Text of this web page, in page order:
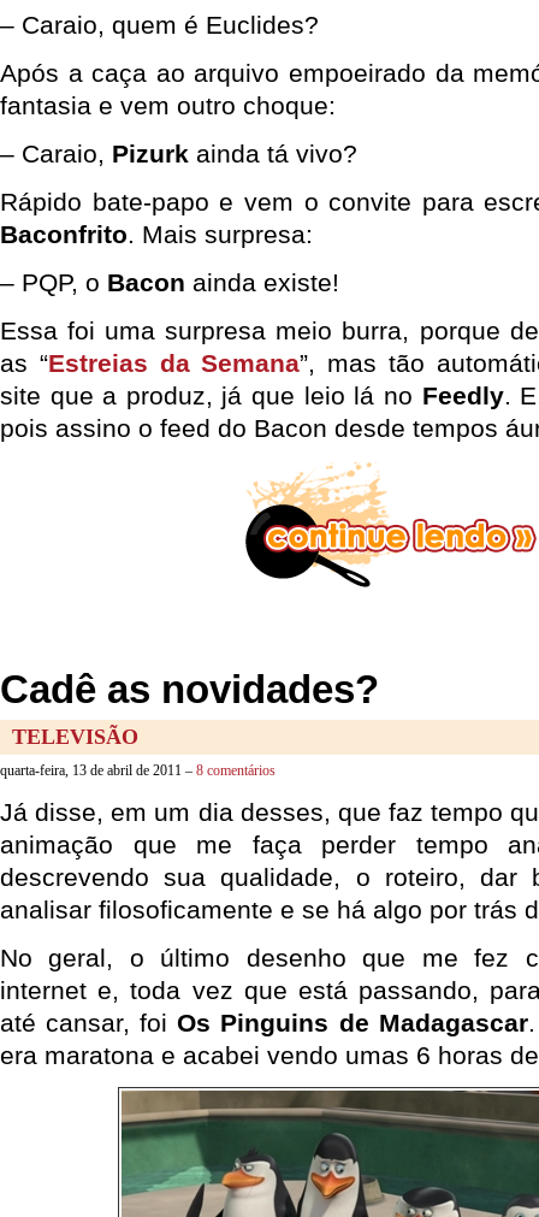
– Caraio, quem é Euclides?
Após a caça ao arquivo empoeirado da
fantasia e vem outro choque:
– Caraio, Pizurk ainda tá vivo?
Rápido bate-papo e vem o convite para
Baconfrito. Mais surpresa:
– PQP, o Bacon ainda existe!
Essa foi uma surpresa meio burra, porque
as “Estreias da Semana”, mas tão
site que a produz, já que leio lá no Feedly.
pois assino o feed do Bacon desde tempos
Cadê as novidades?
TELEVISÃO
quarta-feira, 13 de abril de 2011 – 8 comentários
Já disse, em um dia desses, que faz tempo
animação que me faça perder tempo
descrevendo sua qualidade, o roteiro, dar
analisar filosoficamente e se há algo por trás
No geral, o último desenho que me fez
internet e, toda vez que está passando,
até cansar, foiOs Pinguins de Madagascar
era maratona e acabei vendo umas 6 horas